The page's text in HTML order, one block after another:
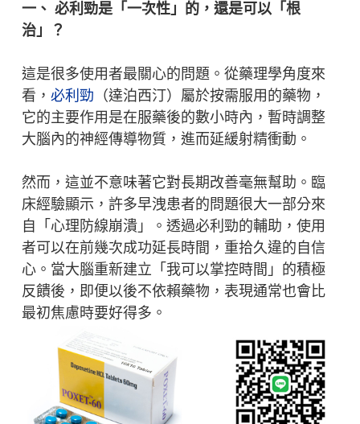
一、 必利勁是「一次性」的，還是可以「根
治」？
這是很多使用者最關心的問題。從藥理學角度來
看， 必利勁 （達泊西汀）屬於按需服用的藥物，
它的主要作用是在服藥後的數小時內，暫時調整
大腦內的神經傳導物質，進而延緩射精衝動。
然而，這並不意味著它對長期改善毫無幫助。臨
床經驗顯示，許多早洩患者的問題很大一部分來
自「心理防線崩潰」。透過必利勁的輔助，使用
者可以在前幾次成功延長時間，重拾久違的自信
心。當大腦重新建立「我可以掌控時間」的積極
反饋後，即便以後不依賴藥物，表現通常也會比
最初焦慮時要好得多。